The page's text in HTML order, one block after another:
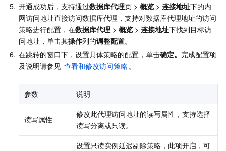
5. 开通成功后，支持通过数据库代理页 > 概览 > 连接地址下的内
网访问地址直接访问数据库代理，支持对数据库代理地址的访问
策略进行配置，在数据库代理 > 概览 > 连接地址下找到目标访
问地址，单击其操作列的调整配置。
6. 在跳转的窗口下，设置具体策略的配置，单击确定。 完成配置项
及说明请参见 查看和修改访问策略 。
参数 说明
读写属性
修改此代理访问地址的读写属性，支持选择
读写分离或只读。
设置只读实例延迟剔除策略，此项开启，可